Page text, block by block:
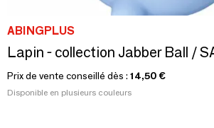
ABINGPLUS
Lapin - collection Jabber Ball /
Prix de vente conseillé dès : 14,50 €
Disponible en plusieurs couleurs